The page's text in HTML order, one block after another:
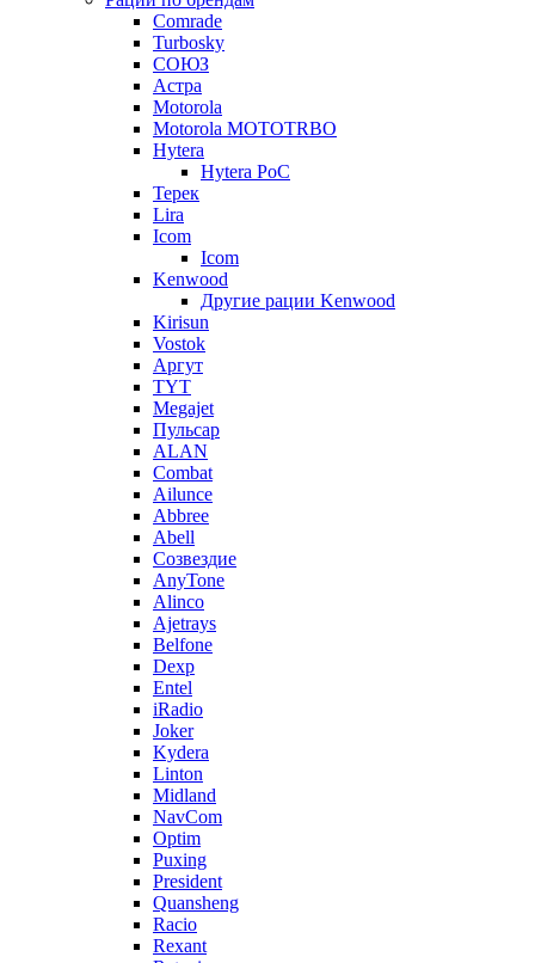
Comrade
Turbosky
СОЮЗ
Астра
Motorola
Motorola MOTOTRBO
Hytera
Hytera PoC
Терек
Lira
Icom
Icom
Kenwood
Другие рации Kenwood
Kirisun
Vostok
Аргут
TYT
Megajet
Пульсар
ALAN
Combat
Ailunce
Abbree
Abell
Созвездие
AnyTone
Alinco
Ajetrays
Belfone
Dexp
Entel
iRadio
Joker
Kydera
Linton
Midland
NavCom
Optim
Puxing
President
Quansheng
Racio
Rexant